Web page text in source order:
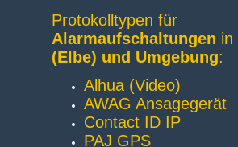
Protokolltypen für
Alarmaufschaltungen in
(Elbe) und Umgebung:
Alhua (Video)
AWAG Ansagegerät
Contact ID IP
PAJ GPS